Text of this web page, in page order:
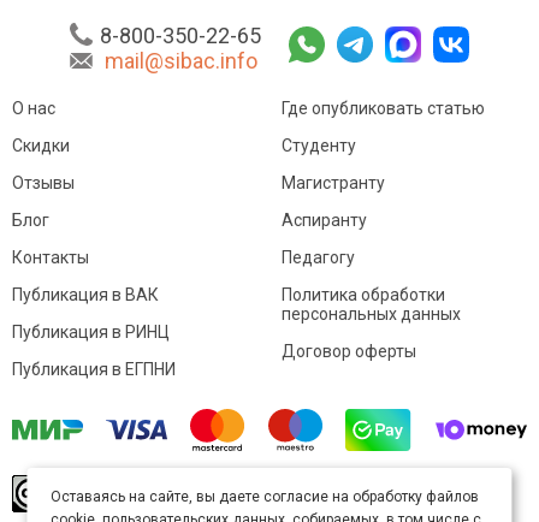
8-800-350-22-65
mail@sibac.info
О нас
Скидки
Отзывы
Блог
Контакты
Где опубликовать статью
Студенту
Магистранту
Аспиранту
Педагогу
Публикация в ВАК
Публикация в РИНЦ
Публикация в ЕГПНИ
Политика обработки
персональных данных
Договор оферты
произведение доступно полицензии Creative
Оставаясь на сайте, вы даете согласие на обработку файлов